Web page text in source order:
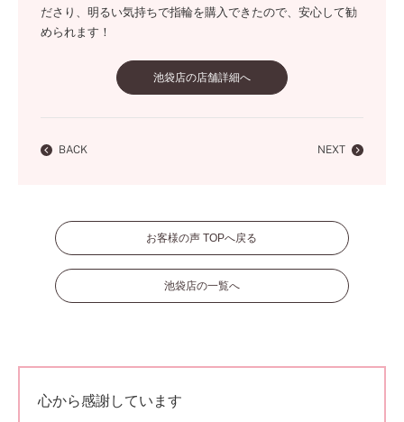
ださり、明るい気持ちで指輪を購入できたので、安心して勧
められます！
池袋店の店舗詳細へ
BACK NEXT
お客様の声 TOPへ戻る
池袋店の一覧へ
心から感謝しています